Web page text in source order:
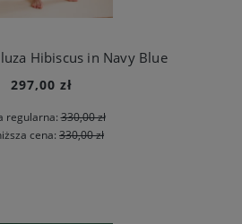
Hibiscus in Navy Blue
297,00 zł
regularna:330,00 zł
cena: 330,00 zł